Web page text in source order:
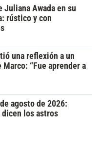
Juliana Awada en su
rústico y con
una reflexión a un
Marco: “Fue aprender a
agosto de 2026:
los astros